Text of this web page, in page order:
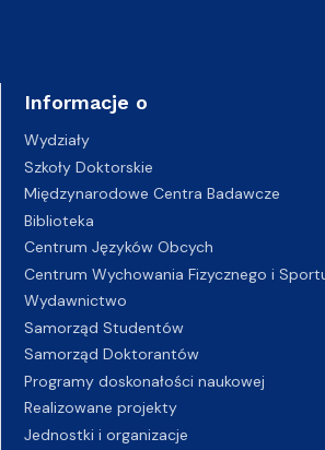
Informacje o
Wydziały
Szkoły Doktorskie
Międzynarodowe Centra Badawcze
Biblioteka
Centrum Języków Obcych
Centrum Wychowania Fizycznego i
Wydawnictwo
Samorząd Studentów
Samorząd Doktorantów
Programy doskonałości naukowej
Realizowane projekty
Jednostki i organizacje